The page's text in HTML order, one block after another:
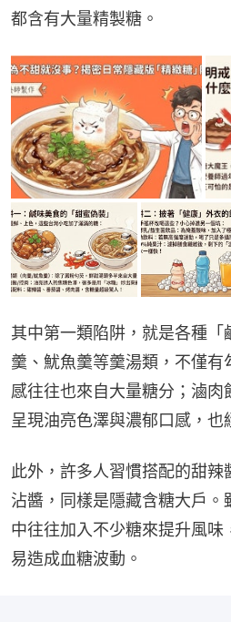
都含有大量精製糖。
其中第一類陷阱，就是各種「
羹、魷魚羹等羹湯類，不僅
感往往也來自大量糖分；滷肉
呈現油亮色澤與濃郁口感，也
此外，許多人習慣搭配的甜
沾醬，同樣是隱藏含糖大戶。
中往往加入不少糖來提升風味
易造成血糖波動。